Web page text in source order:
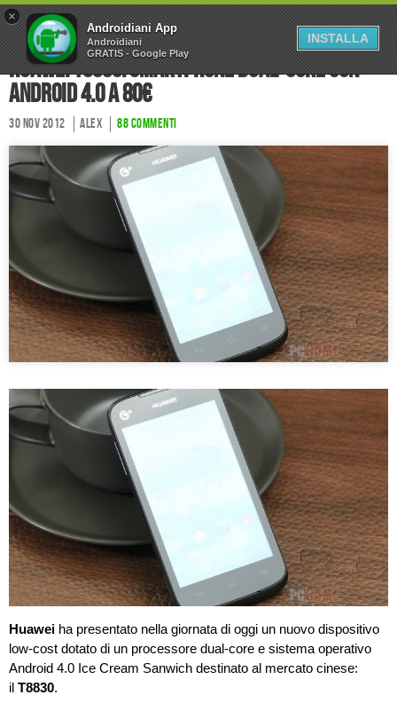
Home Forum
Chi Siamo
Collabora
Contatti
Huawei T8830: smartphone dual-core con
Android 4.0 a 80€
30 Nov 2012 Alex 88 commenti
Huawei ha presentato nella giornata di oggi un nuovo dispositivo
low-cost dotato di un processore dual-core e sistema operativo
Android 4.0 Ice Cream Sanwich destinato al mercato cinese:
il T8830.
×
Androidiani App
Androidiani
GRATIS - Google Play
INSTALLA